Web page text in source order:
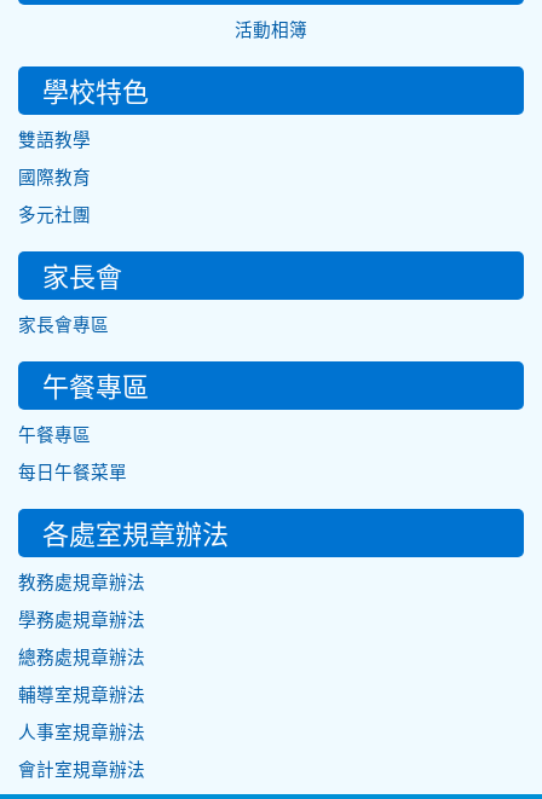
活動相簿
學校特色
雙語教學
國際教育
多元社團
家長會
家長會專區
午餐專區
午餐專區
每日午餐菜單
各處室規章辦法
教務處規章辦法
學務處規章辦法
總務處規章辦法
輔導室規章辦法
人事室規章辦法
會計室規章辦法